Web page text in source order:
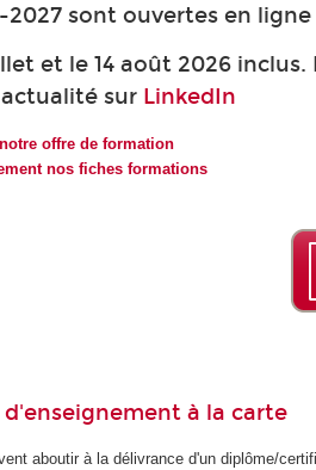
sont ouvertes en ligne
et le 14 août 2026 inclus.
sur LinkedIn
offre de formation
nos fiches formations
à la carte
aboutir à la délivrance d'un diplôme/